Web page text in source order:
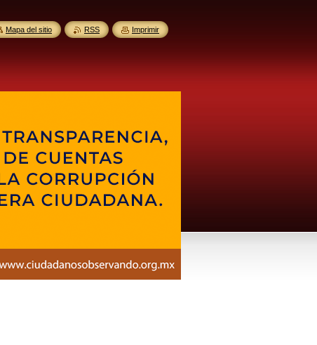
Mapa del sitio RSS Imprimir